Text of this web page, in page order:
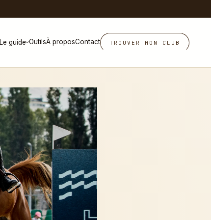
Le guide›OutilsÀ proposContact TROUVER MON CLUB